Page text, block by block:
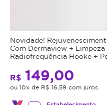
Novidade!
Com Dermaview +
Radiofrequência Hooke +
R$ 149,00
ou 10x de R$ 16,59 com juros